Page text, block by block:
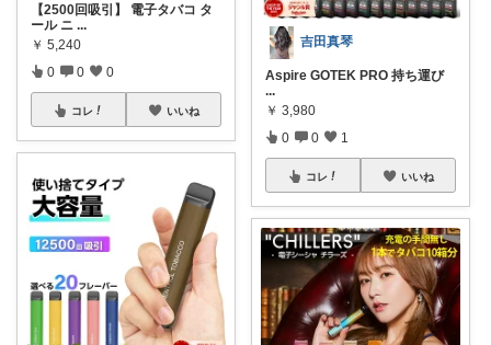
【2500回吸引】 電子タバコ タ
ール ニ ...
￥ 5,240
0 0 0
コレ いいね
吉田真琴
Aspire GOTEK PRO 持ち運び
...
￥ 3,980
0 0 1
コレ いいね